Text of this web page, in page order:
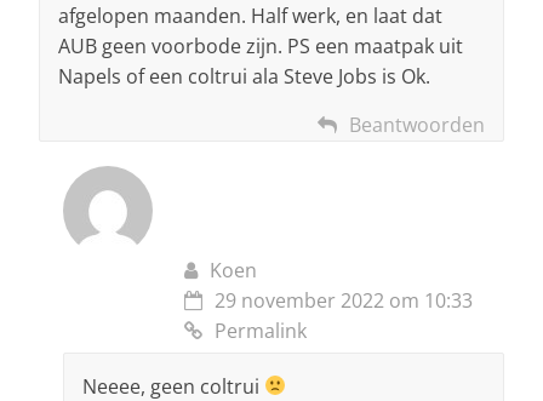
afgelopen maanden. Half werk, en laat dat
AUB geen voorbode zijn. PS een maatpak uit
Napels of een coltrui ala Steve Jobs is Ok.
Beantwoorden
Koen
29 november 2022 om 10:33
Permalink
Neeee, geen coltrui